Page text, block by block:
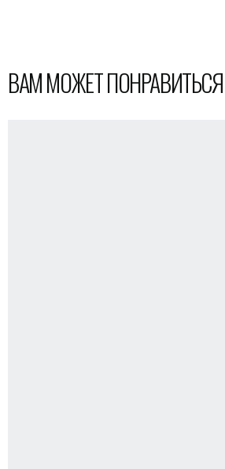
ВАМ МОЖЕТ ПОНРАВИТЬСЯ